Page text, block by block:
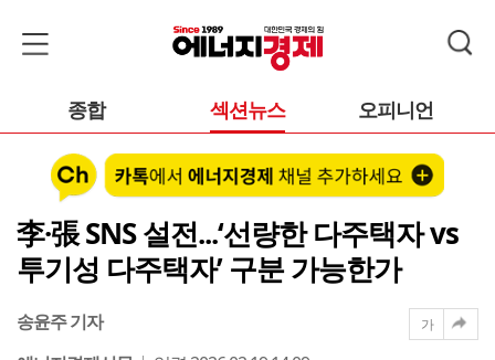
종합 섹션뉴스 오피니언
李·張 SNS 설전...‘선량한 다주택자 vs
투기성 다주택자’ 구분 가능한가
송윤주 기자
가